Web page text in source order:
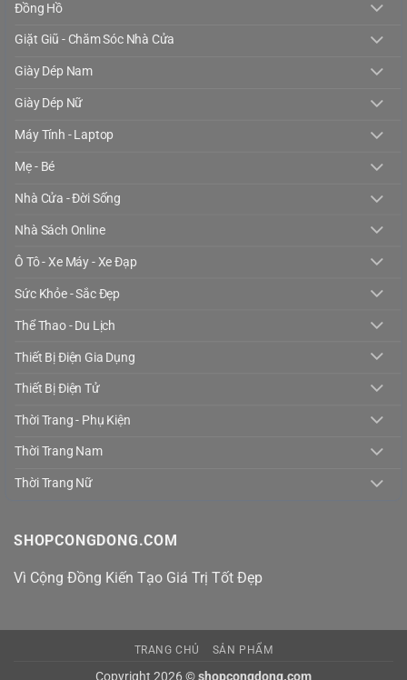
Đồng Hồ
Giặt Giũ - Chăm Sóc Nhà Cửa
Giày Dép Nam
Giày Dép Nữ
Máy Tính - Laptop
Mẹ - Bé
Nhà Cửa - Đời Sống
Nhà Sách Online
Ô Tô - Xe Máy - Xe Đạp
Sức Khỏe - Sắc Đẹp
Thể Thao - Du Lịch
Thiết Bị Điện Gia Dụng
Thiết Bị Điện Tử
Thời Trang - Phụ Kiện
Thời Trang Nam
Thời Trang Nữ
SHOPCONGDONG.COM
Vì Cộng Đồng Kiến Tạo Giá Trị Tốt Đẹp
TRANG CHỦ SẢN PHẨM
Copyright 2026 ©shopcongdong.com